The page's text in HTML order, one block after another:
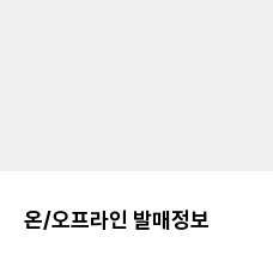
온/오프라인 발매정보